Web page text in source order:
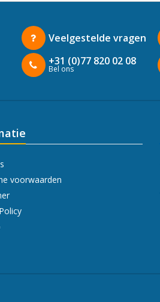
Veelgestelde vragen
+31 (0)77 820 02 08
Bel ons
voorwaarden